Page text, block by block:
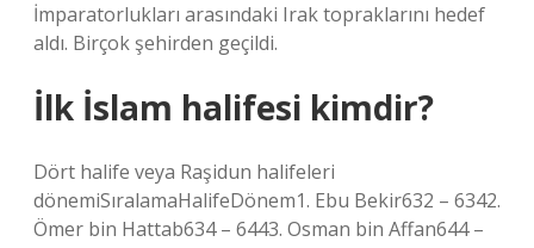
İmparatorlukları arasındaki Irak topraklarını hedef
aldı. Birçok şehirden geçildi.
İlk İslam halifesi kimdir?
Dört halife veya Raşidun halifeleri
dönemiSıralamaHalifeDönem1. Ebu Bekir632 – 6342.
Ömer bin Hattab634 – 6443. Osman bin Affan644 –